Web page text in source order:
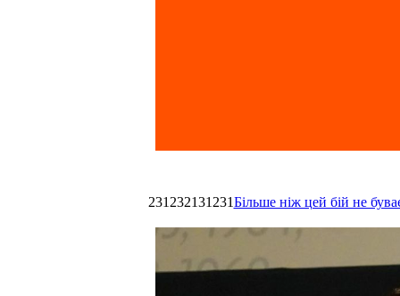
231232131231Більше ніж цей бій не